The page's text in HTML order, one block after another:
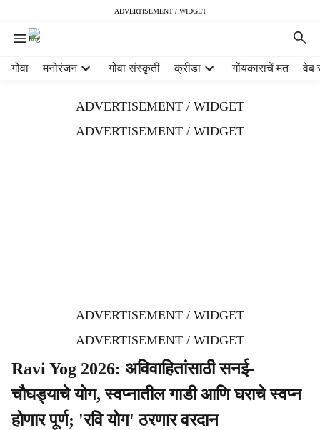
ADVERTISEMENT / WIDGET
गोवा मनोरंजन गोवा संस्कृती क्रीडा गोंयकाराचें मत वेब
ADVERTISEMENT / WIDGET
ADVERTISEMENT / WIDGET
ADVERTISEMENT / WIDGET
ADVERTISEMENT / WIDGET
Ravi Yog 2026: अविवाहितांसाठी सनई-
चौघड्याचे योग, स्वप्नातील गाडी आणि घराचे स्वप्न
होणार पूर्ण; 'रवि योग' ठरणार वरदान